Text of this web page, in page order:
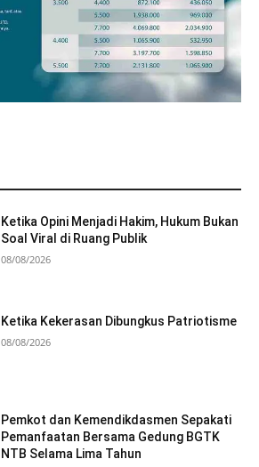
Ketika Opini Menjadi Hakim, Hukum Bukan
Soal Viral di Ruang Publik
08/08/2026
Ketika Kekerasan Dibungkus Patriotisme
08/08/2026
Pemkot dan Kemendikdasmen Sepakati
Pemanfaatan Bersama Gedung BGTK
NTB Selama Lima Tahun